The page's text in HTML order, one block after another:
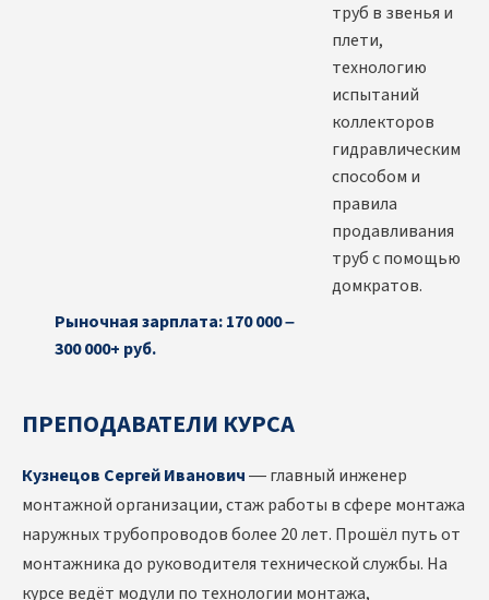
труб в звенья и
плети,
технологию
испытаний
коллекторов
гидравлическим
способом и
правила
продавливания
труб с помощью
домкратов.
Рыночная зарплата: 170 000 –
300 000+ руб.
ПРЕПОДАВАТЕЛИ КУРСА
Кузнецов Сергей Иванович— главный инженер
монтажной организации, стаж работы в сфере монтажа
наружных трубопроводов более 20 лет. Прошёл путь от
монтажника до руководителя технической службы. На
курсе ведёт модули по технологии монтажа,